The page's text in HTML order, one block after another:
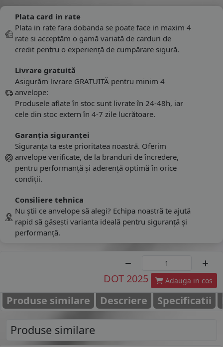
Plata card in rate
Plata in rate fara dobanda se poate face in maxim 4
rate si acceptăm o gamă variată de carduri de
credit pentru o experiență de cumpărare sigură.
Livrare gratuită
Asigurăm livrare GRATUITĂ pentru minim 4
anvelope:
Produsele aflate în stoc sunt livrate în 24-48h, iar
cele din stoc extern în 4-7 zile lucrătoare.
Garanția siguranței
Siguranța ta este prioritatea noastră. Oferim
anvelope verificate, de la branduri de încredere,
pentru performanță și aderență optimă în orice
condiții.
Consiliere tehnica
Nu știi ce anvelope să alegi? Echipa noastră te ajută
rapid să găsești varianta ideală pentru siguranță și
performanță.
DOT 2025 Adauga in cos
Produse similare Descriere Specificatii
Produse similare